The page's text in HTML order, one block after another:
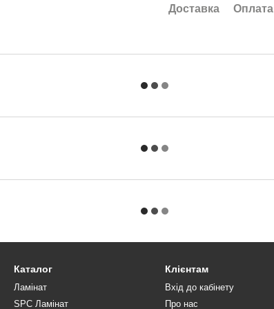
Доставка
Оплата
Каталог
Ламінат
SPC Ламінат
Клієнтам
Вхід до кабінету
Про нас